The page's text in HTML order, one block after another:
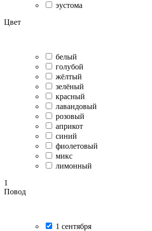
эустома
Цвет
белый
голубой
жёлтый
зелёный
красный
лавандовый
розовый
априкот
синий
фиолетовый
микс
лимонный
1
Повод
1 сентября